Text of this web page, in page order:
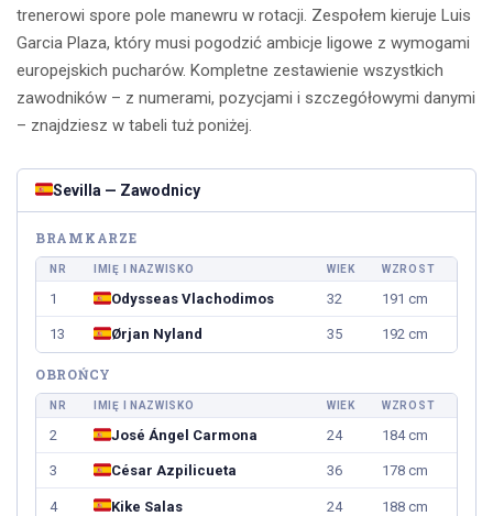
trenerowi spore pole manewru w rotacji. Zespołem kieruje Luis
Garcia Plaza, który musi pogodzić ambicje ligowe z wymogami
europejskich pucharów. Kompletne zestawienie wszystkich
zawodników – z numerami, pozycjami i szczegółowymi danymi
– znajdziesz w tabeli tuż poniżej.
Sevilla — Zawodnicy
BRAMKARZE
NR IMIĘ I NAZWISKO WIEK WZROST
1 Odysseas Vlachodimos 32 191 cm
13 Ørjan Nyland 35 192 cm
OBROŃCY
NR IMIĘ I NAZWISKO WIEK WZROST
2 José Ángel Carmona 24 184 cm
3 César Azpilicueta 36 178 cm
4 Kike Salas 24 188 cm